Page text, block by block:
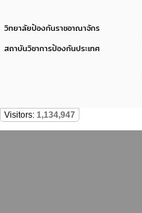
วิทยาลัยป้องกันราชอาณาจักร
สถาบันวิชาการป้องกันประเทศ
Visitors: 1,134,947